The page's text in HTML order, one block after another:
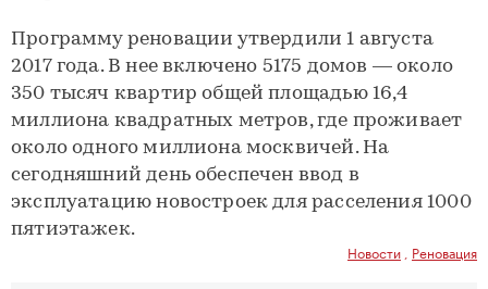
Программу реновации утвердили 1 августа
2017 года. В нее включено 5175 домов — около
350 тысяч квартир общей площадью 16,4
миллиона квадратных метров, где проживает
около одного миллиона москвичей. На
сегодняшний день обеспечен ввод в
эксплуатацию новостроек для расселения 1000
пятиэтажек.
Новости Реновация